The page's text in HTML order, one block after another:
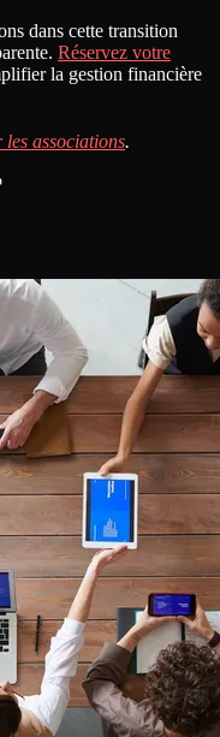
dans cette transition
Réservez votre
la gestion financière
associations.